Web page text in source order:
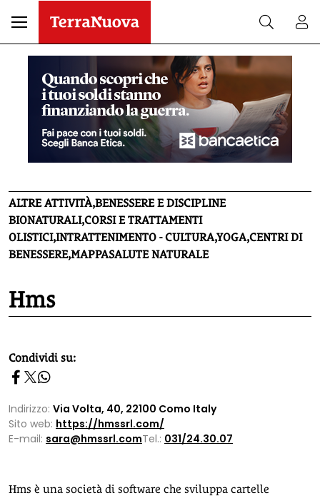
ALTRE ATTIVITÀ,BENESSERE E DISCIPLINE
BIONATURALI,CORSI E TRATTAMENTI
OLISTICI,INTRATTENIMENTO - CULTURA,YOGA,CENTRI DI
BENESSERE,MAPPASALUTE NATURALE
Hms
homepage h2
Condividi su:
Indirizzo: Via Volta, 40, 22100 Como Italy
Sito web: https://hmssrl.com/
E-mail: sara@hmssrl.comTel.: 031/24.30.07
Hms è una società di software che sviluppa cartelle